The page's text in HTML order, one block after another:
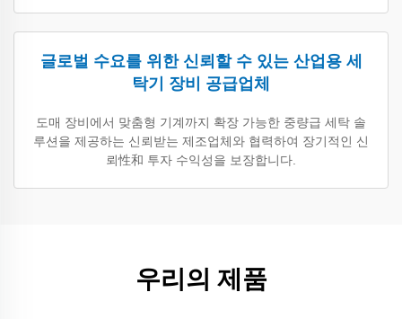
글로벌 수요를 위한 신뢰할 수 있는 산업용 세
탁기 장비 공급업체
도매 장비에서 맞춤형 기계까지 확장 가능한 중량급 세탁 솔
루션을 제공하는 신뢰받는 제조업체와 협력하여 장기적인 신
뢰性和 투자 수익성을 보장합니다.
우리의 제품